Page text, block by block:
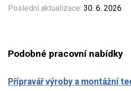
Poslední aktualizace: 30. 6. 2026
Podobné pracovní nabídky
Přípravář výroby a montážní